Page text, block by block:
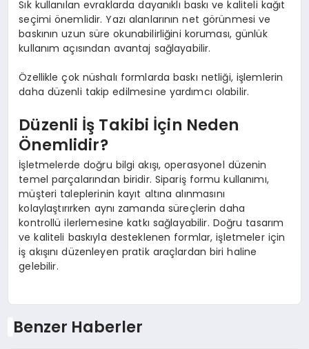
Sık kullanılan evraklarda dayanıklı baskı ve kaliteli kağıt
seçimi önemlidir. Yazı alanlarının net görünmesi ve
baskının uzun süre okunabilirliğini koruması, günlük
kullanım açısından avantaj sağlayabilir.
Özellikle çok nüshalı formlarda baskı netliği, işlemlerin
daha düzenli takip edilmesine yardımcı olabilir.
Düzenli İş Takibi İçin Neden
Önemlidir?
İşletmelerde doğru bilgi akışı, operasyonel düzenin
temel parçalarından biridir. Sipariş formu kullanımı,
müşteri taleplerinin kayıt altına alınmasını
kolaylaştırırken aynı zamanda süreçlerin daha
kontrollü ilerlemesine katkı sağlayabilir. Doğru tasarım
ve kaliteli baskıyla desteklenen formlar, işletmeler için
iş akışını düzenleyen pratik araçlardan biri haline
gelebilir.
Benzer Haberler